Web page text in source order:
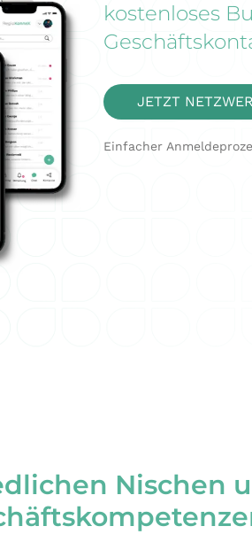
kostenloses
JETZT
Einfacher
Nischen